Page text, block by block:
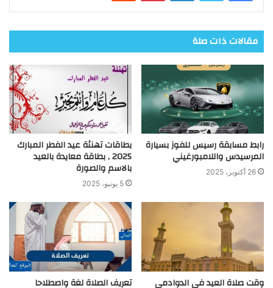
مقالات ذات صلة
رابط مسابقة رسيس للفوز بسيارة
المرسيدس واللامبورغيني
26 أكتوبر، 2025
بطاقات تهنئة عيد الفطر المبارك
2025 , بطاقة معايدة بالعيد
بالاسم والصورة
5 يونيو، 2025
وقت صلاة العيد في الدوادمي تعريف الصلاة لغة واصطلاحا